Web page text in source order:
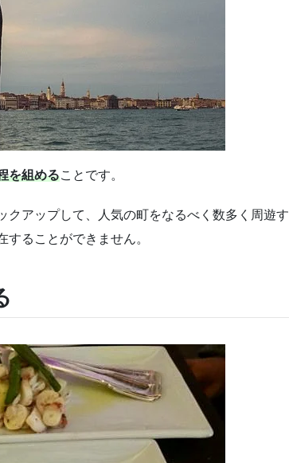
を組めることです。
アップして、人気の町をなるべく数多く周遊す
ることができません。